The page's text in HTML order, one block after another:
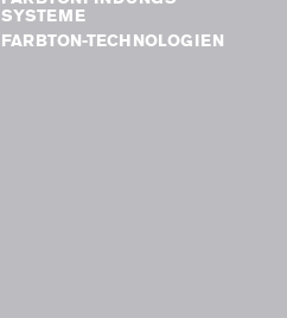
SYSTEME
FARBTON-TECHNOLOGIEN